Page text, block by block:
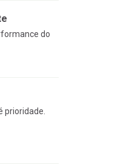
do
prioridade.